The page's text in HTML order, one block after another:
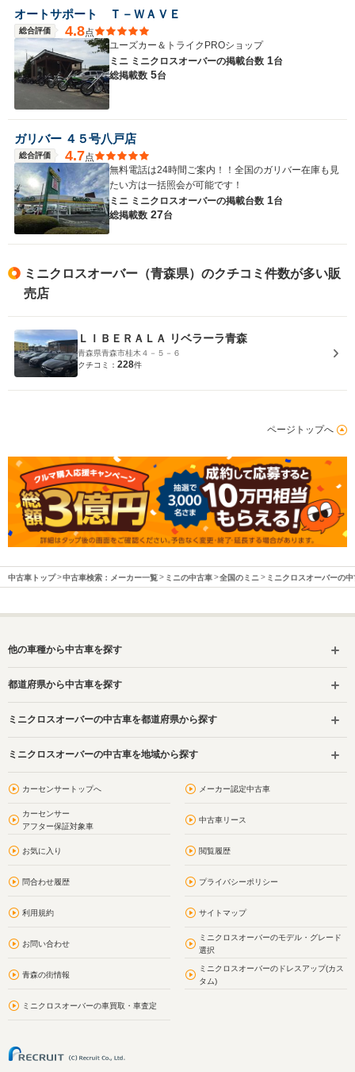
オートサポート Ｔ－ＷＡＶＥ
総合評価 4.8点
ユーズカー＆トライクPROショップ
ミニ ミニクロスオーバーの掲載台数 1台
総掲載数 5台
ガリバー ４５号八戸店
総合評価 4.7点
無料電話は24時間ご案内！！全国のガリバー在庫も見
たい方は一括照会が可能です！
ミニ ミニクロスオーバーの掲載台数 1台
総掲載数 27台
ミニクロスオーバー（青森県）のクチコミ件数が多い販
売店
ＬＩＢＥＲＡＬＡ リベラーラ青森
青森県青森市桂木４－５－６
クチコミ： 228件
ページトップへ
中古車トップ 中古車検索：メーカー一覧 ミニの中古車 全国のミニ ミニクロスオーバーの中
他の車種から中古車を探す
都道府県から中古車を探す
ミニクロスオーバーの中古車を都道府県から探す
ミニクロスオーバーの中古車を地域から探す
カーセンサートップへ メーカー認定中古車
カーセンサー
アフター保証対象車
中古車リース
お気に入り 閲覧履歴
問合わせ履歴 プライバシーポリシー
利用規約 サイトマップ
お問い合わせ
ミニクロスオーバーのモデル・グレード
選択
青森の街情報
ミニクロスオーバーのドレスアップ(カス
タム)
ミニクロスオーバーの車買取・車査定